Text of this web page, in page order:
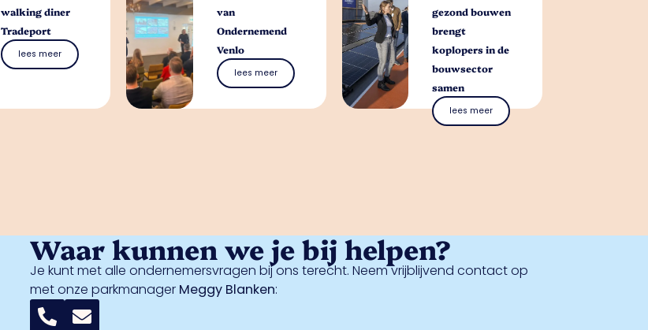
walking diner
Tradeport
lees meer
van
Ondernemend
Venlo
lees meer
gezond bouwen
brengt
koplopers in de
bouwsector
samen
lees meer
Waar kunnen we je bij helpen?
Je kunt met alle ondernemersvragen bij ons terecht. Neem vrijblijvend contact op
met onze parkmanager Meggy Blanken: